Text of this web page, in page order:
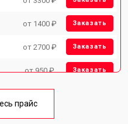
от 1400 ₽ Заказать
от 2700 ₽ Заказать
от 950 ₽ Заказать
от 3200 ₽
прайс